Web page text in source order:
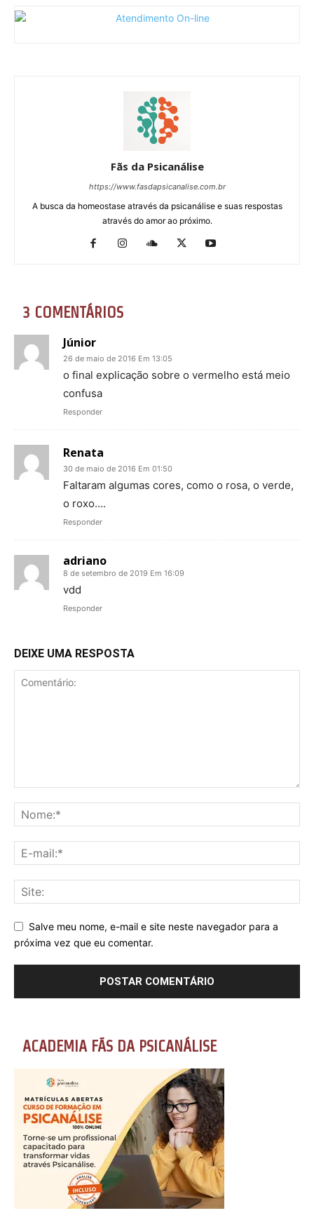
Fãs da Psicanálise
https://www.fasdapsicanalise.com.br
A busca da homeostase através da psicanálise e suas respostas
através do amor ao próximo.
3 COMENTÁRIOS
Júnior
26 de maio de 2016 Em 13:05
o final explicação sobre o vermelho está meio
confusa
Responder
Renata
30 de maio de 2016 Em 01:50
Faltaram algumas cores, como o rosa, o verde,
o roxo….
Responder
adriano
8 de setembro de 2019 Em 16:09
vdd
Responder
DEIXE UMA RESPOSTA
Salve meu nome, e-mail e site neste navegador para a
próxima vez que eu comentar.
ACADEMIA FÃS DA PSICANÁLISE